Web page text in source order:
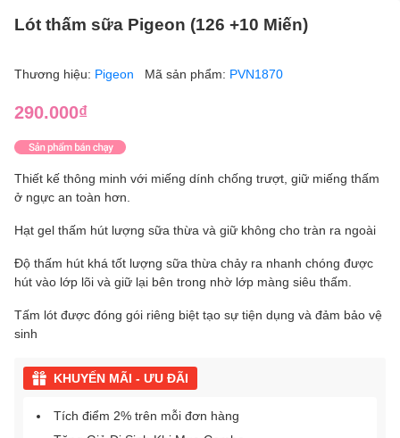
Lót thấm sữa Pigeon (126 +10 Miến)
Thương hiệu: Pigeon Mã sản phẩm: PVN1870
290.000₫
Thiết kế thông minh với miếng dính chống trượt, giữ miếng thấm
ở ngực an toàn hơn.
Hạt gel thấm hút lượng sữa thừa và giữ không cho tràn ra ngoài
Độ thấm hút khá tốt lượng sữa thừa chảy ra nhanh chóng được
hút vào lớp lõi và giữ lại bên trong nhờ lớp màng siêu thấm.
Tấm lót được đóng gói riêng biệt tạo sự tiện dụng và đảm bảo vệ
sinh
KHUYẾN MÃI - ƯU ĐÃI
Tích điểm 2% trên mỗi đơn hàng